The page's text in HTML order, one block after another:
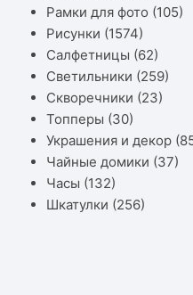
Рамки для фото (105)
Рисунки (1574)
Салфетницы (62)
Светильники (259)
Скворечники (23)
Топперы (30)
Украшения и декор
Чайные домики (37)
Часы (132)
Шкатулки (256)